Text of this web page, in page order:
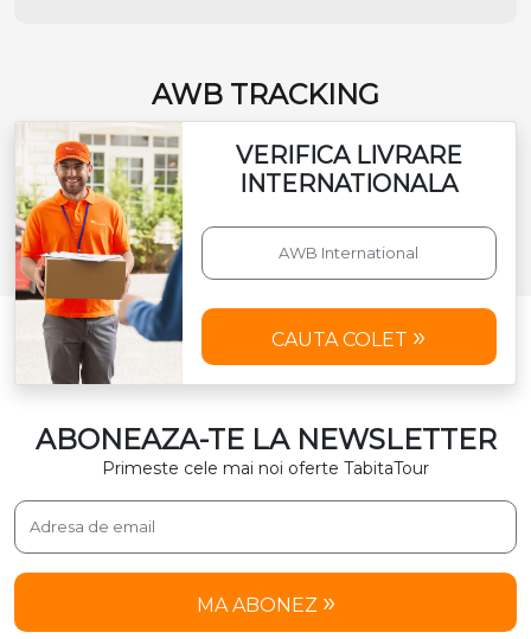
AWB TRACKING
VERIFICA LIVRARE
INTERNATIONALA
CAUTA COLET
ABONEAZA-TE LA NEWSLETTER
Primeste cele mai noi oferte TabitaTour
MA ABONEZ